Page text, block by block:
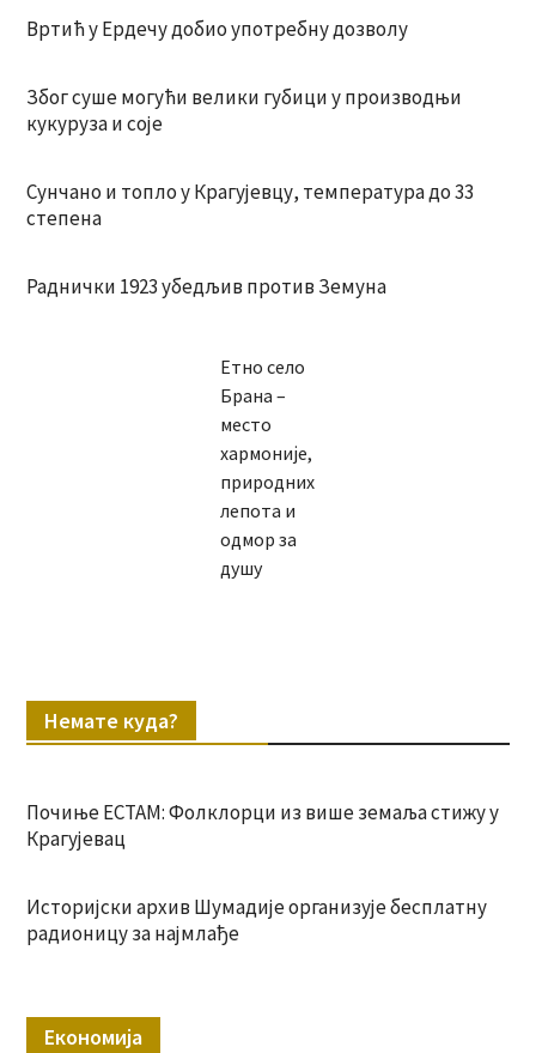
Вртић у Ердечу добио употребну дозволу
Због суше могући велики губици у производњи
кукуруза и соје
Сунчано и топло у Крагујевцу, температура до 33
степена
Раднички 1923 убедљив против Земуна
Етно село
Брана –
место
хармоније,
природних
лепота и
одмор за
душу
Немате куда?
Почиње ЕСТАМ: Фолклорци из више земаља стижу у
Крагујевац
Историјски архив Шумадије организује бесплатну
радионицу за најмлађе
Економија